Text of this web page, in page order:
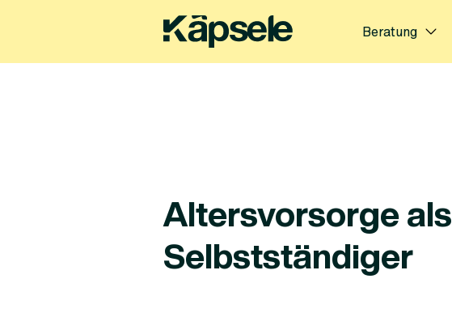
Beratung
Altersvorsorge als
Selbstständiger